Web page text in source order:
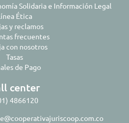
Solidaria e Información Legal
Ética
y reclamos
frecuentes
con nosotros
Tasas
de Pago
center
4866120